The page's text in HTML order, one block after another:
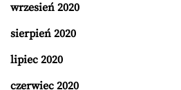
wrzesień 2020
sierpień 2020
lipiec 2020
czerwiec 2020